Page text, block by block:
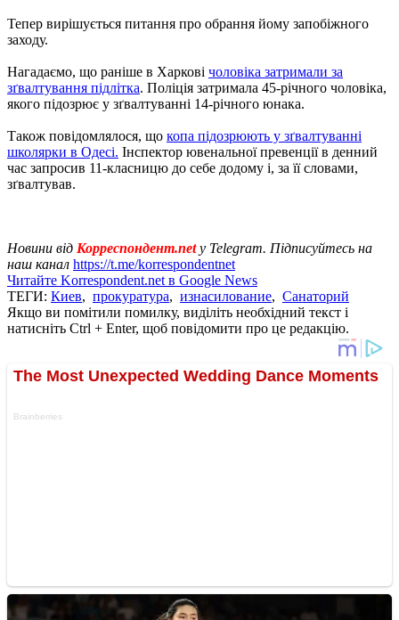
Тепер вирішується питання про обрання йому запобіжного
заходу.
Нагадаємо, що раніше в Харкові чоловіка затримали за
зґвалтування підлітка. Поліція затримала 45-річного чоловіка,
якого підозрює у зґвалтуванні 14-річного юнака.
Також повідомлялося, що копа підозрюють у зґвалтуванні
школярки в Одесі. Інспектор ювенальної превенції в денний
час запросив 11-класницю до себе додому і, за її словами,
зґвалтував.
Новини від Корреспондент.net у Telegram. Підписуйтесь на
наш канал https://t.me/korrespondentnet
Читайте Korrespondent.net в Google News
ТЕГИ: Киев, прокуратура, изнасилование, Санаторий
Якщо ви помітили помилку, виділіть необхідний текст і
натисніть Ctrl + Enter, щоб повідомити про це редакцію.